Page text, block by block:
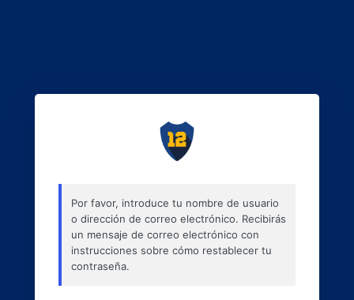
Por favor, introduce tu nombre de usuario
o dirección de correo electrónico. Recibirás
un mensaje de correo electrónico con
instrucciones sobre cómo restablecer tu
contraseña.